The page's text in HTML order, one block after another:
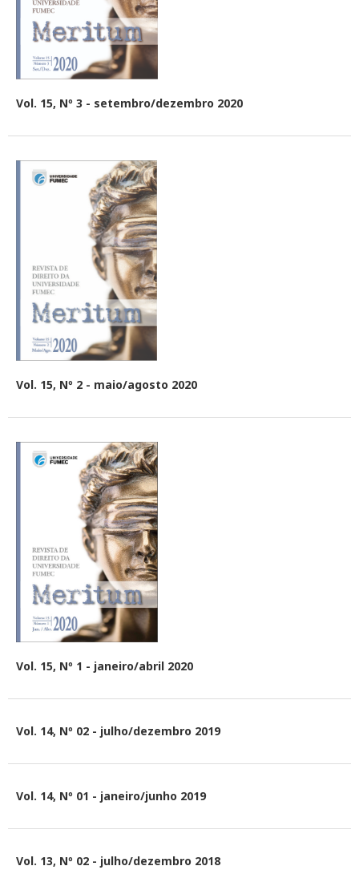
Vol. 15, Nº 3 - setembro/dezembro 2020
Vol. 15, Nº 2 - maio/agosto 2020
Vol. 15, Nº 1 - janeiro/abril 2020
Vol. 14, Nº 02 - julho/dezembro 2019
Vol. 14, Nº 01 - janeiro/junho 2019
Vol. 13, Nº 02 - julho/dezembro 2018